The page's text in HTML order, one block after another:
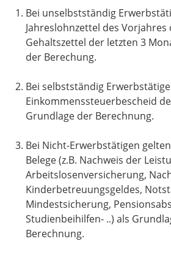
Bei unselbstständig
Jahreslohnzettel des
Gehaltszettel der letzten 3
der Berechung.
Bei selbstständig
Einkommenssteuerbescheid
Grundlage der Berechnung.
Bei Nicht-Erwerbstätigen
Belege (z.B. Nachweis der
Arbeitslosenversicherung,
Kinderbetreuungsgeldes,
Mindestsicherung,
Studienbeihilfen- ..) als
Berechnung.